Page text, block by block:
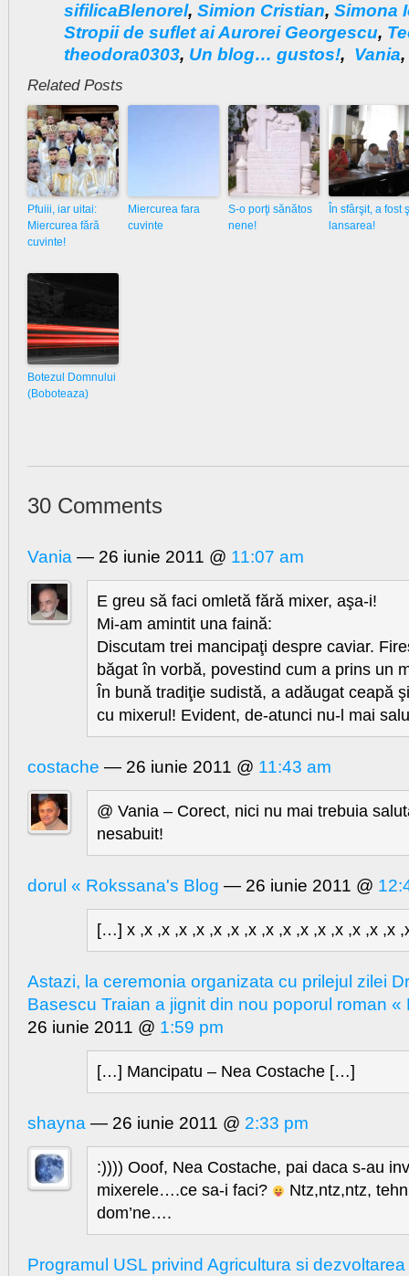
sifilicaBlenorel, Simion Cristian, Simona
Stropii de suflet ai Aurorei Georgescu, T
theodora0303, Un blog… gustos!, Vania,
Related Posts
Pfuiii, iar uitai:
Miercurea fără
cuvinte!
Miercurea fara
cuvinte
S-o porţi sănătos
nene!
În sfârşit, a fost
lansarea!
Botezul Domnului
(Boboteaza)
30 Comments
Vania — 26 iunie 2011 @ 11:07 am
E greu să faci omletă fără mixer, aşa-i!
Mi-am amintit una faină:
Discutam trei mancipaţi despre caviar.
băgat în vorbă, povestind cum a prins un
În bună tradiţie sudistă, a adăugat ceapă
cu mixerul! Evident, de-atunci nu-l mai
costache — 26 iunie 2011 @ 11:43 am
@ Vania – Corect, nici nu mai trebuia
nesabuit!
dorul « Rokssana's Blog — 26 iunie 2011 @
[…] x ,x ,x ,x ,x ,x ,x ,x ,x ,x ,x ,x ,x ,x ,x ,x
Astazi, la ceremonia organizata cu prilejul zilei
Basescu Traian a jignit din nou poporul roman «
26 iunie 2011 @ 1:59 pm
[…] Mancipatu – Nea Costache […]
shayna — 26 iunie 2011 @ 2:33 pm
:)))) Ooof, Nea Costache, pai daca s-au
mixerele….ce sa-i faci?
Ntz,ntz,ntz,
dom’ne….
Programul USL privind Agricultura si